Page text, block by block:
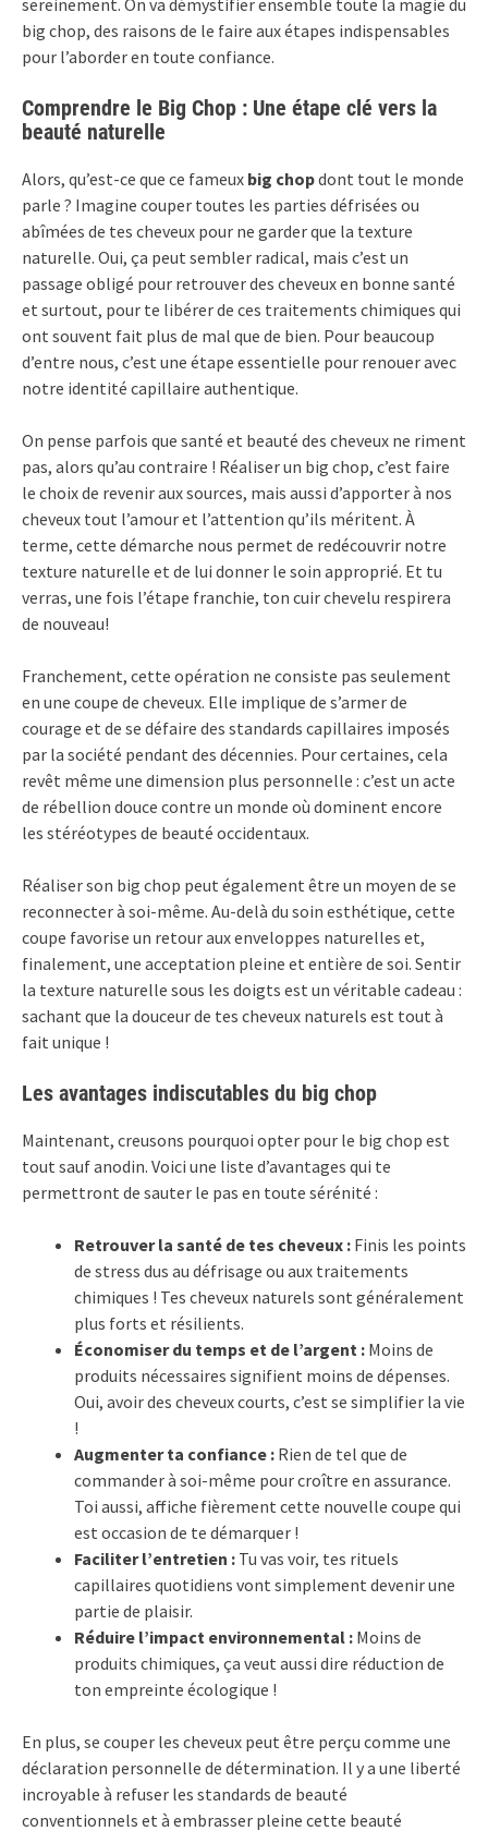
sereinement. On va démystifier ensemble toute la magie du
big chop, des raisons de le faire aux étapes indispensables
pour l’aborder en toute confiance.
Comprendre le Big Chop : Une étape clé vers la
beauté naturelle
Alors, qu’est-ce que ce fameux big chopdont tout le monde
parle ? Imagine couper toutes les parties défrisées ou
abîmées de tes cheveux pour ne garder que la texture
naturelle. Oui, ça peut sembler radical, mais c’est un
passage obligé pour retrouver des cheveux en bonne santé
et surtout, pour te libérer de ces traitements chimiques qui
ont souvent fait plus de mal que de bien. Pour beaucoup
d’entre nous, c’est une étape essentielle pour renouer avec
notre identité capillaire authentique.
On pense parfois que santé et beauté des cheveux ne riment
pas, alors qu’au contraire ! Réaliser un big chop, c’est faire
le choix de revenir aux sources, mais aussi d’apporter à nos
cheveux tout l’amour et l’attention qu’ils méritent. À
terme, cette démarche nous permet de redécouvrir notre
texture naturelle et de lui donner le soin approprié. Et tu
verras, une fois l’étape franchie, ton cuir chevelu respirera
de nouveau!
Franchement, cette opération ne consiste pas seulement
en une coupe de cheveux. Elle implique de s’armer de
courage et de se défaire des standards capillaires imposés
par la société pendant des décennies. Pour certaines, cela
revêt même une dimension plus personnelle : c’est un acte
de rébellion douce contre un monde où dominent encore
les stéréotypes de beauté occidentaux.
Réaliser son big chop peut également être un moyen de se
reconnecter à soi-même. Au-delà du soin esthétique, cette
coupe favorise un retour aux enveloppes naturelles et,
finalement, une acceptation pleine et entière de soi. Sentir
la texture naturelle sous les doigts est un véritable cadeau :
sachant que la douceur de tes cheveux naturels est tout à
fait unique !
Les avantages indiscutables du big chop
Maintenant, creusons pourquoi opter pour le big chop est
tout sauf anodin. Voici une liste d’avantages qui te
permettront de sauter le pas en toute sérénité :
Retrouver la santé de tes cheveux : Finis les points
de stress dus au défrisage ou aux traitements
chimiques ! Tes cheveux naturels sont généralement
plus forts et résilients.
Économiser du temps et de l’argent : Moins de
produits nécessaires signifient moins de dépenses.
Oui, avoir des cheveux courts, c’est se simplifier la vie
!
Augmenter ta confiance : Rien de tel que de
commander à soi-même pour croître en assurance.
Toi aussi, affiche fièrement cette nouvelle coupe qui
est occasion de te démarquer !
Faciliter l’entretien : Tu vas voir, tes rituels
capillaires quotidiens vont simplement devenir une
partie de plaisir.
Réduire l’impact environnemental : Moins de
produits chimiques, ça veut aussi dire réduction de
ton empreinte écologique !
En plus, se couper les cheveux peut être perçu comme une
déclaration personnelle de détermination. Il y a une liberté
incroyable à refuser les standards de beauté
conventionnels et à embrasser pleine cette beauté